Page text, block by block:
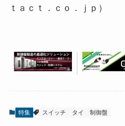
ｔａｃｔ．ｃｏ．ｊｐ）
特集 スイッチ タイ 制御盤